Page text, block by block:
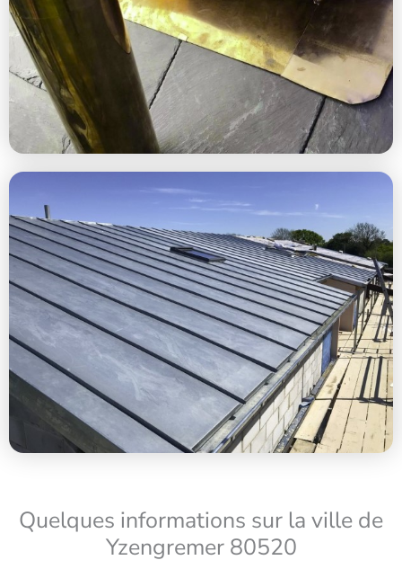
Quelques informations sur la ville de
Yzengremer 80520